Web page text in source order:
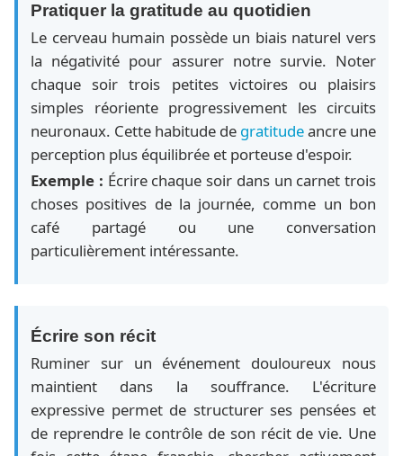
Pratiquer la gratitude au quotidien
Le cerveau humain possède un biais naturel vers
la négativité pour assurer notre survie. Noter
chaque soir trois petites victoires ou plaisirs
simples réoriente progressivement les circuits
neuronaux. Cette habitude de gratitudeancre une
perception plus équilibrée et porteuse d'espoir.
Exemple : Écrire chaque soir dans un carnet trois
choses positives de la journée, comme un bon
café partagé ou une conversation
particulièrement intéressante.
Écrire son récit
Ruminer sur un événement douloureux nous
maintient dans la souffrance. L'écriture
expressive permet de structurer ses pensées et
de reprendre le contrôle de son récit de vie. Une